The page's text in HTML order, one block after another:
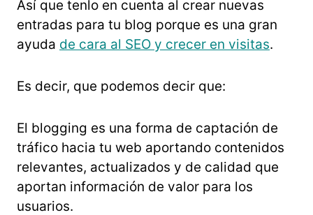
Así que tenlo en cuenta al crear nuevas
entradas para tu blog porque es una gran
ayuda de cara al SEO y crecer en visitas.
Es decir, que podemos decir que:
El blogging es una forma de captación de
tráfico hacia tu web aportando contenidos
relevantes, actualizados y de calidad que
aportan información de valor para los
usuarios.